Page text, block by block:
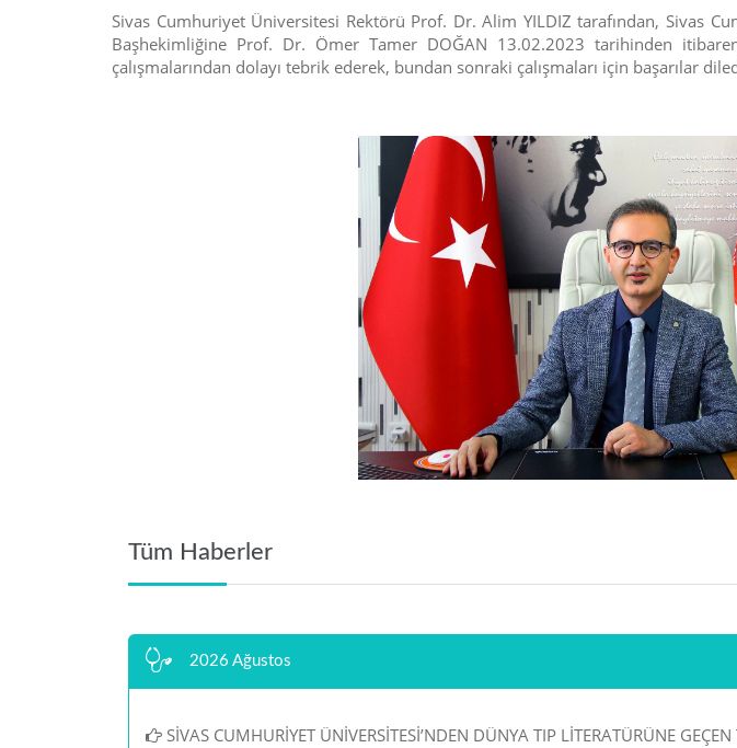
Sivas Cumhuriyet Üniversitesi Rektörü Prof. Dr. Alim YILDIZ tarafından, Sivas
Başhekimliğine Prof. Dr. Ömer Tamer DOĞAN 13.02.2023 tarihinden
çalışmalarından dolayı tebrik ederek, bundan sonraki çalışmaları için başarılar
Tüm Haberler
2026 Ağustos
SİVAS CUMHURİYET ÜNİVERSİTESİ’NDEN DÜNYA TIP LİTERATÜRÜNE